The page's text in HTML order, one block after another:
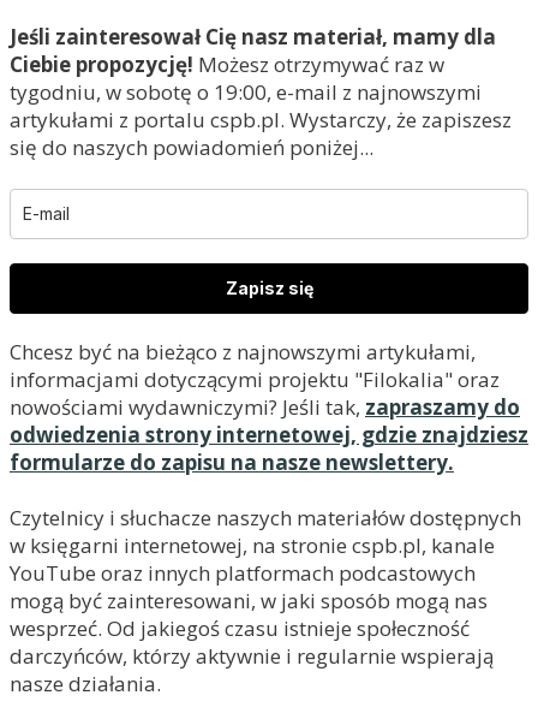
Jeśli zainteresował Cię nasz materiał, mamy dla
Ciebie propozycję! Możesz otrzymywać raz w
tygodniu, w sobotę o 19:00, e-mail z najnowszymi
artykułami z portalu cspb.pl. Wystarczy, że zapiszesz
się do naszych powiadomień poniżej...
Zapisz się
Chcesz być na bieżąco z najnowszymi artykułami,
informacjami dotyczącymi projektu "Filokalia" oraz
nowościami wydawniczymi? Jeśli tak, zapraszamy do
odwiedzenia strony internetowej, gdzie znajdziesz
formularze do zapisu na nasze newslettery.
Czytelnicy i słuchacze naszych materiałów dostępnych
w księgarni internetowej, na stronie cspb.pl, kanale
YouTube oraz innych platformach podcastowych
mogą być zainteresowani, w jaki sposób mogą nas
wesprzeć. Od jakiegoś czasu istnieje społeczność
darczyńców, którzy aktywnie i regularnie wspierają
nasze działania.